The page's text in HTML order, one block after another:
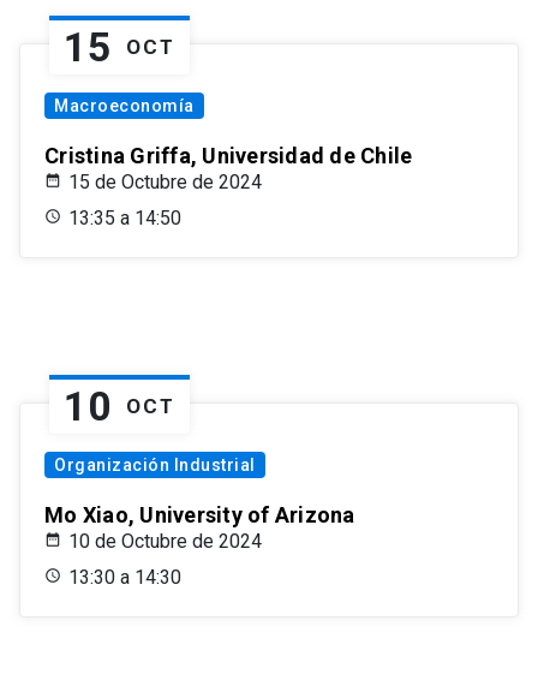
15 OCT
Macroeconomía
Cristina Griffa, Universidad de Chile
15 de Octubre de 2024
13:35 a 14:50
10 OCT
Organización Industrial
Mo Xiao, University of Arizona
10 de Octubre de 2024
13:30 a 14:30